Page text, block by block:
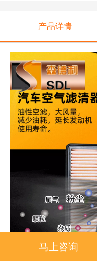
产品详情
马上咨询